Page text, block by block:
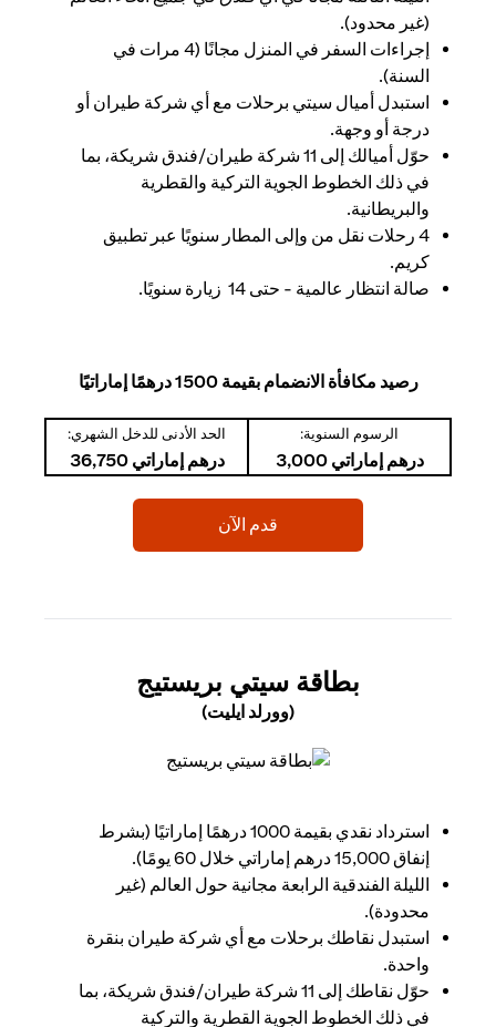
(غير محدود).
إجراءات السفر في المنزل مجانًا (4 مرات في
السنة).
استبدل أميال سيتي برحلات مع أي شركة طيران أو
درجة أو وجهة.
حوّل أميالك إلى 11 شركة طيران/فندق شريكة، بما
في ذلك الخطوط الجوية التركية والقطرية
والبريطانية.
4 رحلات نقل من وإلى المطار سنويًا عبر تطبيق
كريم.
صالة انتظار عالمية - حتى 14 زيارة سنويًا.
رصيد مكافأة الانضمام بقيمة 1500 درهمًا إماراتيًا
الرسوم السنوية:
درهم إماراتي 3,000
الحد الأدنى للدخل الشهري:
درهم إماراتي 36,750
قدم الآن
بطاقة سيتي بريستيج
(وورلد ايليت)
استرداد نقدي بقيمة 1000 درهمًا إماراتيًا (بشرط
إنفاق 15,000 درهم إماراتي خلال 60 يومًا).
الليلة الفندقية الرابعة مجانية حول العالم (غير
محدودة).
استبدل نقاطك برحلات مع أي شركة طيران بنقرة
واحدة.
حوّل نقاطك إلى 11 شركة طيران/فندق شريكة، بما
في ذلك الخطوط الجوية القطرية والتركية